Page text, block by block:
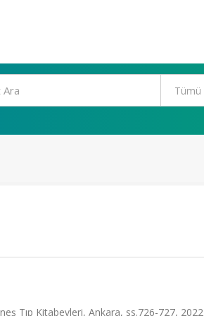
Tıp Kitabevleri, Ankara, ss.726-727, 2022